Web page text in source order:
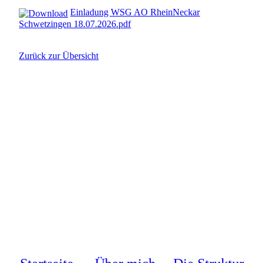
Einladung WSG AO RheinNeckar
Schwetzingen 18.07.2026.pdf
Zurück zur Übersicht